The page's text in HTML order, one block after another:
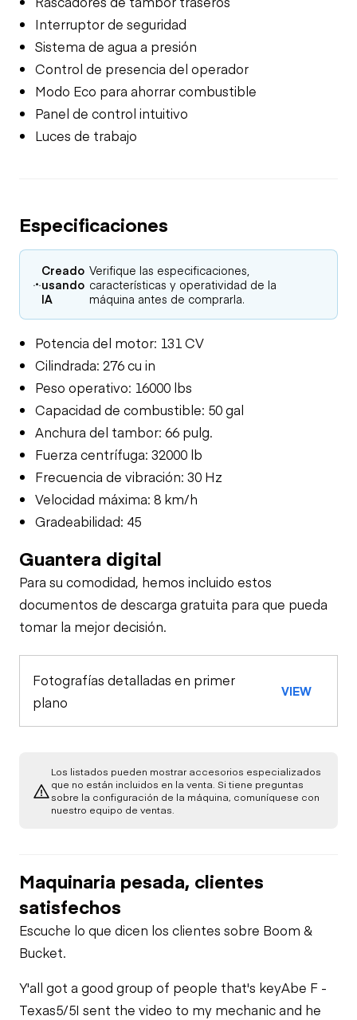
Interruptor de seguridad
Sistema de agua a presión
Control de presencia del operador
Modo Eco para ahorrar combustible
Panel de control intuitivo
Luces de trabajo
Especificaciones
Creado
usando
IA
Verifique las especificaciones,
características y operatividad de la
máquina antes de comprarla.
Potencia del motor: 131 CV
Cilindrada: 276 cu in
Peso operativo: 16000 lbs
Capacidad de combustible: 50 gal
Anchura del tambor: 66 pulg.
Fuerza centrífuga: 32000 lb
Frecuencia de vibración: 30 Hz
Velocidad máxima: 8 km/h
Gradeabilidad: 45
Guantera digital
Para su comodidad, hemos incluido estos
documentos de descarga gratuita para que pueda
tomar la mejor decisión.
Fotografías detalladas en primer
plano
VIEW
Los listados pueden mostrar accesorios especializados
que no están incluidos en la venta. Si tiene preguntas
sobre la configuración de la máquina, comuníquese con
nuestro equipo de ventas.
Maquinaria pesada, clientes
satisfechos
Escuche lo que dicen los clientes sobre Boom &
Bucket.
Y'all got a good group of people that's keyAbe F -
Texas5/5I sent the video to my mechanic and he